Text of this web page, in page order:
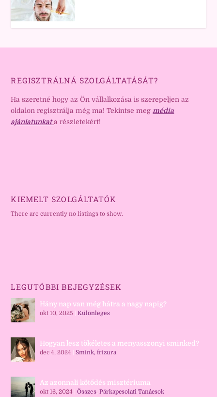
REGISZTRÁLNÁ SZOLGÁLTATÁSÁT?
Ha szeretné hogy az Ön vállalkozása is szerepeljen az
oldalon regisztrálja még ma! Tekintse megmédia
ajánlatunkat a részletekért!
KIEMELT SZOLGÁLTATÓK
There are currently no listings to show.
LEGUTÓBBI BEJEGYZÉSEK
Hány nap van még hátra a nagy napig?
okt 10, 2025 |Különleges
Hogyan lesz tökéletes a menyasszonyi sminked?
dec 4, 2024 |Smink, frizura
Az azonnali kötődés misztériuma
okt 16, 2024 |Összes,Párkapcsolati Tanácsok